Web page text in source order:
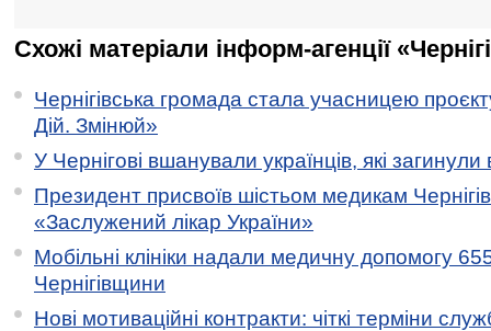
Схожі матеріали інформ-агенції
Чернігівська громада стала учасницею
Дій. Змінюй»
У Чернігові вшанували українців, які загинули
Президент присвоїв шістьом медикам
«Заслужений лікар України»
Мобільні клініки надали медичну допомогу
Чернігівщини
Нові мотиваційні контракти: чіткі терміни